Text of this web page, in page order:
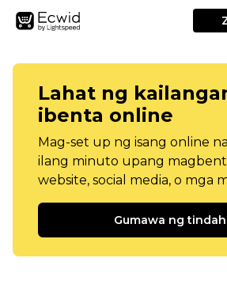
Lahat ng
ibenta online
Mag-set up ng isang online
ilang minuto upang
website, social media, o mga
Gumawa ng